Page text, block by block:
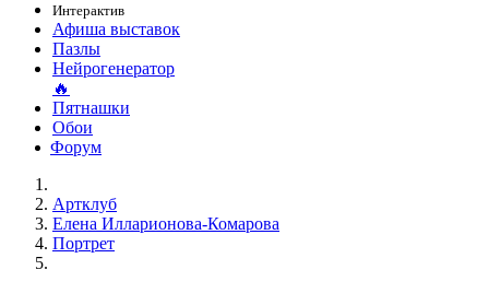
Интерактив
Афиша выставок
Пазлы
Нейрогенератор
🔥
Пятнашки
Обои
Форум
Артклуб
Елена Илларионова-Комарова
Портрет